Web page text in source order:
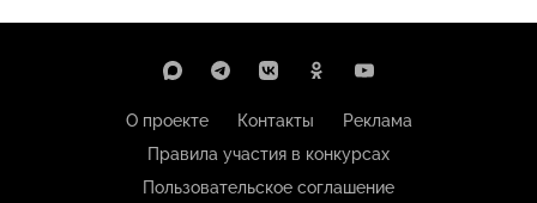
О проекте Контакты
Реклама
Правила участия в конкурсах
Пользовательское соглашение